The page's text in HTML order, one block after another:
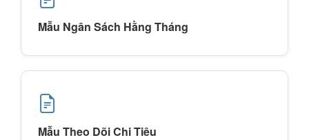
Mẫu Ngân Sách Hằng Tháng
Mẫu Theo Dõi Chi Tiêu